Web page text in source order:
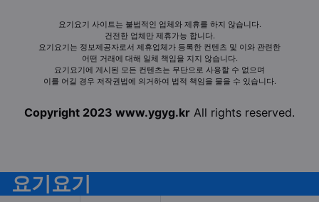
요기요기 사이트는 불법적인 업체와 제휴를 하지 않습니다.
건전한 업체만 제휴가능 합니다.
요기요기는 정보제공자로서 제휴업체가 등록한 컨텐츠 및 이와 관련한
어떤 거래에 대해 일체 책임을 지지 않습니다.
요기요기에 게시된 모든 컨텐츠는 무단으로 사용할 수 없으며
이를 어길 경우 저작권법에 의거하여 법적 책임을 물을 수 있습니다.
Copyright 2023 www.ygyg.kr All rights reserved.
요기요기